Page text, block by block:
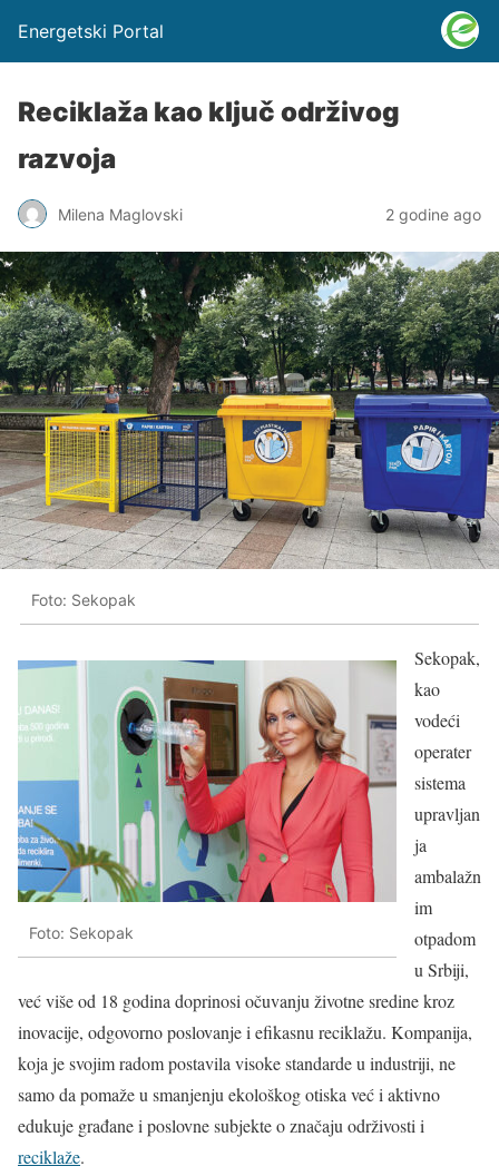
Energetski Portal
Reciklaža kao ključ održivog
razvoja
Milena Maglovski 2 godine ago
Foto: Sekopak
Foto: Sekopak
Sekopak,
kao
vodeći
operater
sistema
upravljan
ja
ambalažn
im
otpadom
u Srbiji,
već više od 18 godina doprinosi očuvanju životne sredine kroz
inovacije, odgovorno poslovanje i efikasnu reciklažu. Kompanija,
koja je svojim radom postavila visoke standarde u industriji, ne
samo da pomaže u smanjenju ekološkog otiska već i aktivno
edukuje građane i poslovne subjekte o značaju održivosti i
reciklaže.